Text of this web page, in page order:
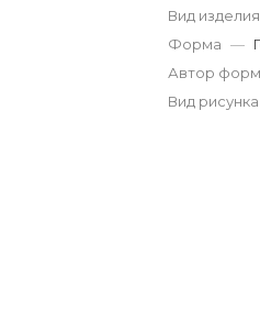
Вид изделия
Форма —
Автор
Вид рисунка